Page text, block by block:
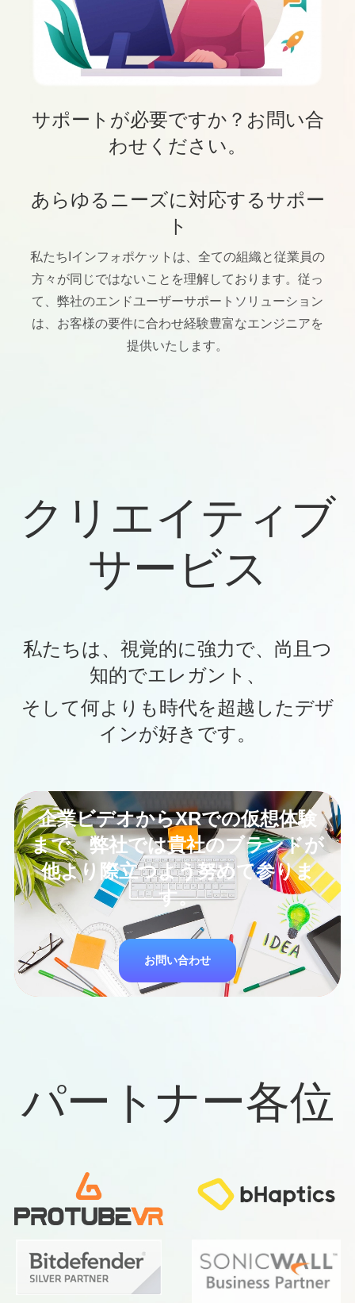
サポートが必要ですか？お問い合
わせください。
あらゆるニーズに対応するサポー
ト
私たちIインフォポケットは、全ての組織と従業員の
方々が同じではないことを理解しております。従っ
て、弊社のエンドユーザーサポートソリューション
は、お客様の要件に合わせ経験豊富なエンジニアを
提供いたします。
クリエイティブ
サービス
私たちは、視覚的に強力で、尚且つ
知的でエレガント、
そして何よりも時代を超越したデザ
インが好きです。
企業ビデオからXRでの仮想体験
まで、弊社では貴社のブランドが
他より際立つよう努めて参りま
す。
お問い合わせ
パートナー各位